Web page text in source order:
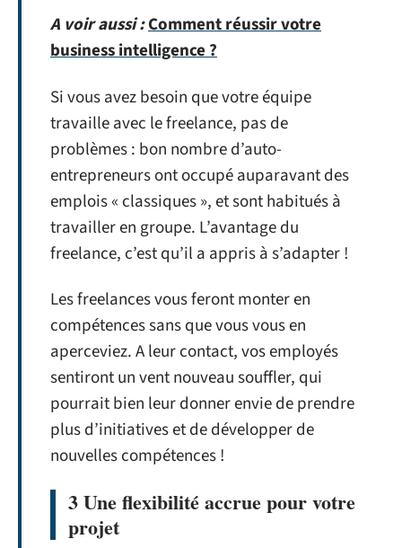
A voir aussi :Comment réussir votre
business intelligence ?
Si vous avez besoin que votre équipe
travaille avec le freelance, pas de
problèmes : bon nombre d’auto-
entrepreneurs ont occupé auparavant des
emplois « classiques », et sont habitués à
travailler en groupe. L’avantage du
freelance, c’est qu’il a appris à s’adapter !
Les freelances vous feront monter en
compétences sans que vous vous en
aperceviez. A leur contact, vos employés
sentiront un vent nouveau souffler, qui
pourrait bien leur donner envie de prendre
plus d’initiatives et de développer de
nouvelles compétences !
3 Une flexibilité accrue pour votre
projet